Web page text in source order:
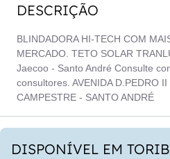
DESCRIÇÃO
BLINDADORA HI-TECH COM
MERCADO. TETO SOLAR
Jaecoo - Santo André Consulte
consultores. AVENIDA D.PEDRO
CAMPESTRE - SANTO ANDRÉ
DISPONÍVEL EM